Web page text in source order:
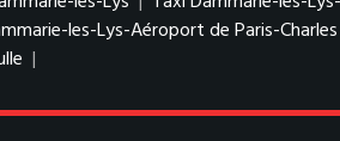
les-Lys-Aéroport de Paris-
|